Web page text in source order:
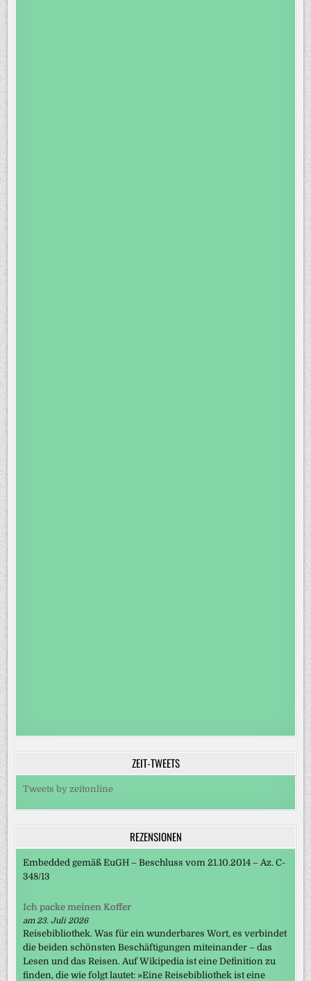
ZEIT-TWEETS
Tweets by zeitonline
REZENSIONEN
Embedded gemäß EuGH – Beschluss vom 21.10.2014 – Az. C-
348/13
Ich packe meinen Koffer
am 23. Juli 2026
Reisebibliothek. Was für ein wunderbares Wort, es verbindet
die beiden schönsten Beschäftigungen miteinander – das
Lesen und das Reisen. Auf Wikipedia ist eine Definition zu
finden, die wie folgt lautet: »Eine Reisebibliothek ist eine